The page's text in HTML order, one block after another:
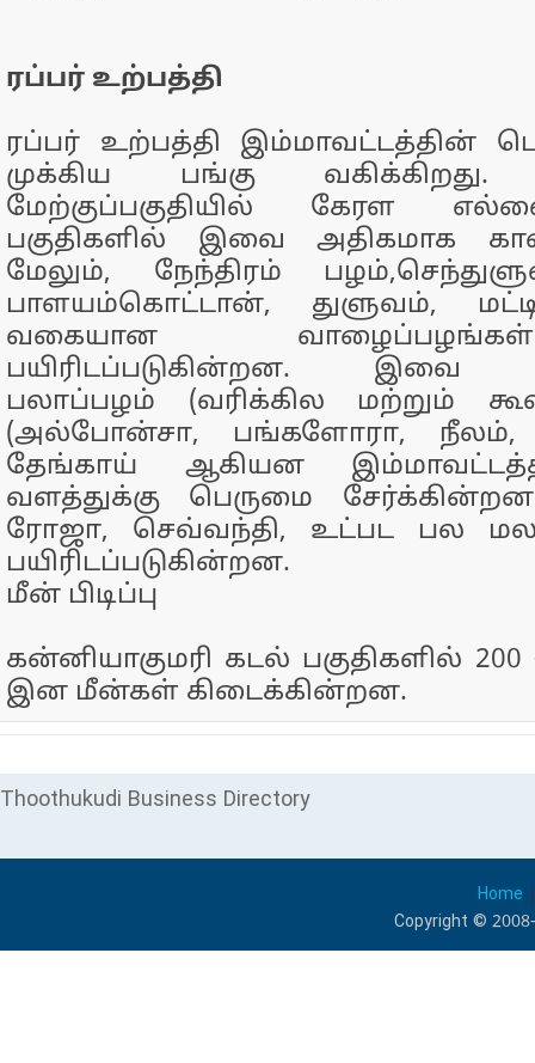
ரப்பர் உற்பத்தி
ரப்பர் உற்பத்தி இம்மாவட்டத்தின்
முக்கிய பங்கு வகிக்கிறது.
மேற்குப்பகுதியில் கேரள
பகுதிகளில் இவை அதிகமாக
மேலும், நேந்திரம்
பாளயம்கொட்டான், துளுவம்,
வகையான
பயிரிடப்படுகின்றன. இவை
பலாப்பழம் (வரிக்கில மற்றும்
(அல்போன்சா, பங்களோரா, நீலம்,
தேங்காய் ஆகியன
வளத்துக்கு பெருமை
ரோஜா, செவ்வந்தி, உட்பட பல
பயிரிடப்படுகின்றன.
மீன் பிடிப்பு
கன்னியாகுமரி கடல் பகுதிகளில்
இன மீன்கள் கிடைக்கின்றன.
Thoothukudi Business Directory
Home
Copyright ©